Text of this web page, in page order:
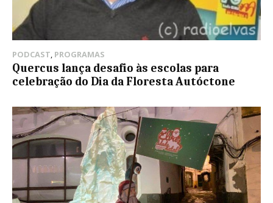
PODCAST, PROGRAMAS
Quercus lança desafio às escolas para
celebração do Dia da Floresta Autóctone